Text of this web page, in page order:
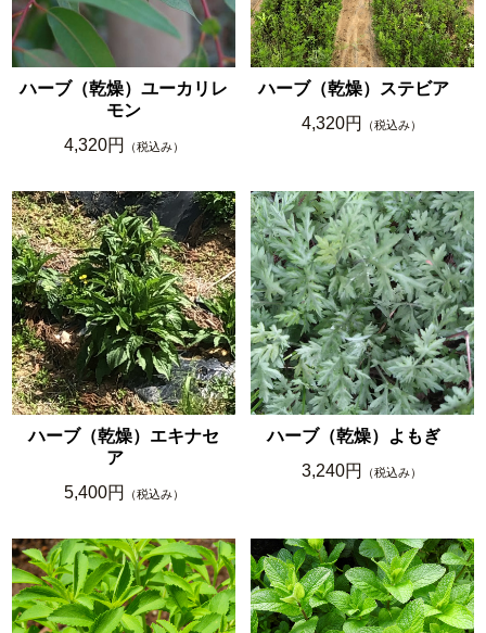
ハーブ（乾燥）ユーカリレ
モン
4,320円
（税込み）
ハーブ（乾燥）ステビア
4,320円
（税込み）
ハーブ（乾燥）エキナセ
ア
5,400円
（税込み）
ハーブ（乾燥）よもぎ
3,240円
（税込み）